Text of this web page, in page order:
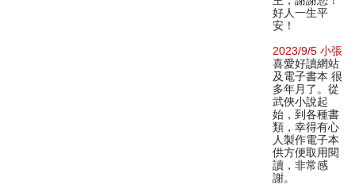
好人一生平
安！
2023/9/5 小張
喜愛好讀網站
及電子書本 很
多年月了。從
武俠小說起
始，到各種書
類，幸得有心
人製作電子本
供方便取用閱
讀，非常感
謝。